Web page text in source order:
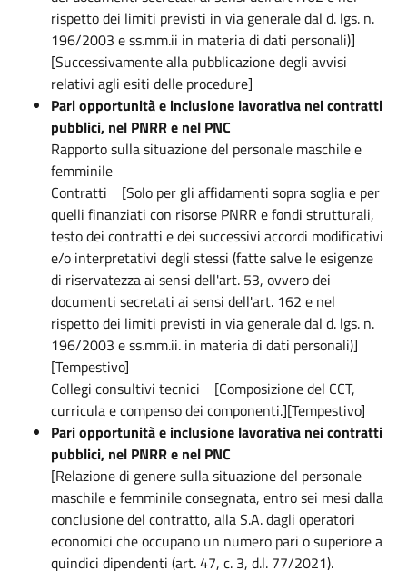
rispetto dei limiti previsti in via generale dal d. lgs. n.
196/2003 e ss.mm.ii in materia di dati personali)]
[Successivamente alla pubblicazione degli avvisi
relativi agli esiti delle procedure]
Pari opportunità e inclusione lavorativa nei contratti
pubblici, nel PNRR e nel PNC
Rapporto sulla situazione del personale maschile e
femminile
Contratti [Solo per gli affidamenti sopra soglia e per
quelli finanziati con risorse PNRR e fondi strutturali,
testo dei contratti e dei successivi accordi modificativi
e/o interpretativi degli stessi (fatte salve le esigenze
di riservatezza ai sensi dell'art. 53, ovvero dei
documenti secretati ai sensi dell'art. 162 e nel
rispetto dei limiti previsti in via generale dal d. lgs. n.
196/2003 e ss.mm.ii. in materia di dati personali)]
[Tempestivo]
Collegi consultivi tecnici [Composizione del CCT,
curricula e compenso dei componenti.][Tempestivo]
Pari opportunità e inclusione lavorativa nei contratti
pubblici, nel PNRR e nel PNC
[Relazione di genere sulla situazione del personale
maschile e femminile consegnata, entro sei mesi dalla
conclusione del contratto, alla S.A. dagli operatori
economici che occupano un numero pari o superiore a
quindici dipendenti (art. 47, c. 3, d.l. 77/2021).